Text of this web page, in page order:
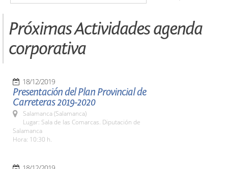
Próximas Actividades agenda
corporativa
18/12/2019
Presentación del Plan Provincial de
Carreteras 2019-2020
Salamanca (Salamanca)
Lugar: Sala de las Comarcas. Diputación de
Salamanca
Hora: 10:30 h.